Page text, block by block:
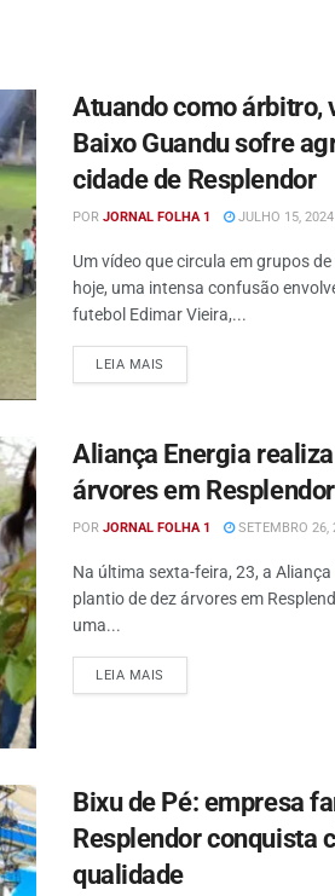
Atuando como árbitro,
Baixo Guandu sofre
cidade de Resplendor
POR JORNAL FOLHA 1 JULHO 15, 2024
Um vídeo que circula em grupos
hoje, uma intensa confusão
futebol Edimar Vieira,...
LEIA MAIS
Aliança Energia
árvores em Resplendor
POR JORNAL FOLHA 1 SETEMBRO 26,
Na última sexta-feira, 23, a
plantio de dez árvores em
uma...
LEIA MAIS
Bixu de Pé: empresa
Resplendor conquista
qualidade